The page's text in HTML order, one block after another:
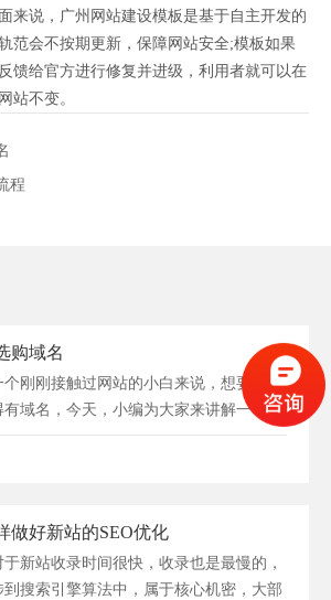
说，广州网站建设模板是基于自主开发的
范会不按期更新，保障网站安全;模板如果
馈给官方进行修复并进级，利用者就可以在
站不变。
程
购域名
个刚刚接触过网站的小白来说，想要有网
有域名，今天，小编为大家来讲解一下...
做好新站的SEO优化
站收录时间很快，收录也是最慢的，
到搜索引擎算法中，属于核心机密，大部